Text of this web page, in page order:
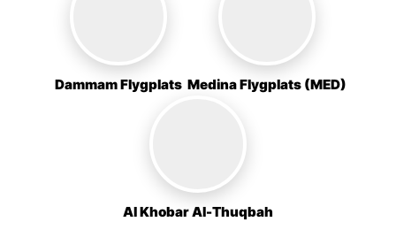
Dammam Flygplats Medina Flygplats (MED)
Al Khobar Al-Thuqbah